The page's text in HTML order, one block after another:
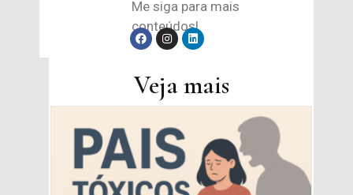
Me siga para mais
conteúdos!
Veja mais